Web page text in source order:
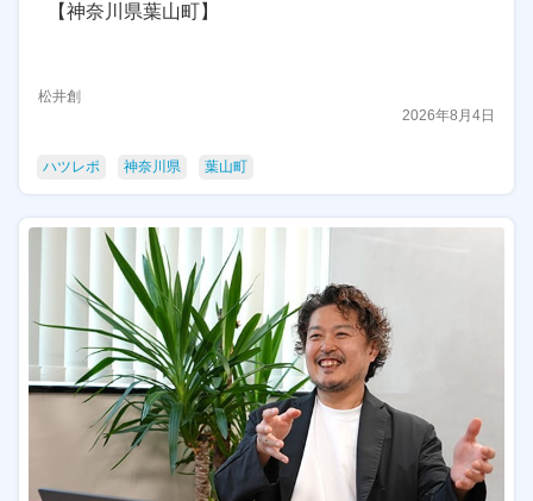
【神奈川県葉山町】
松井創
2026年8月4日
ハツレポ 神奈川県 葉山町